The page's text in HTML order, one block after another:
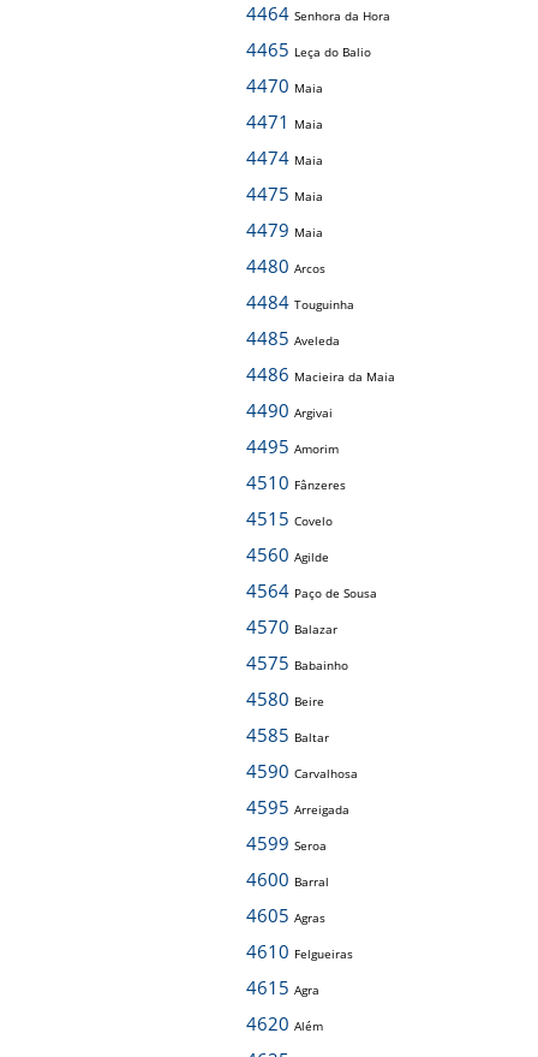
4464 Senhora da Hora
4465 Leça do Balio
4470 Maia
4471 Maia
4474 Maia
4475 Maia
4479 Maia
4480 Arcos
4484 Touguinha
4485 Aveleda
4486 Macieira da Maia
4490 Argivai
4495 Amorim
4510 Fânzeres
4515 Covelo
4560 Agilde
4564 Paço de Sousa
4570 Balazar
4575 Babainho
4580 Beire
4585 Baltar
4590 Carvalhosa
4595 Arreigada
4599 Seroa
4600 Barral
4605 Agras
4610 Felgueiras
4615 Agra
4620 Além